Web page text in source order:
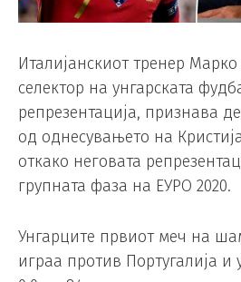
Италијанскиот тренер Марко
селектор на унгарската
репрезентација, признава
од однесувањето на
откако неговата
групната фаза на ЕУРО 2020.
Унгарците првиот меч на
играа против Португалија и